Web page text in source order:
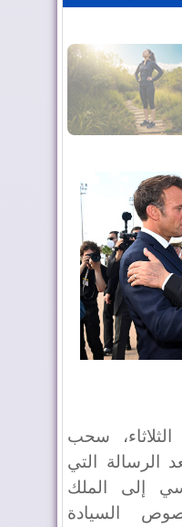
الثلاثاء، سحب
الرسالة التي
إلى الملك
السيادة